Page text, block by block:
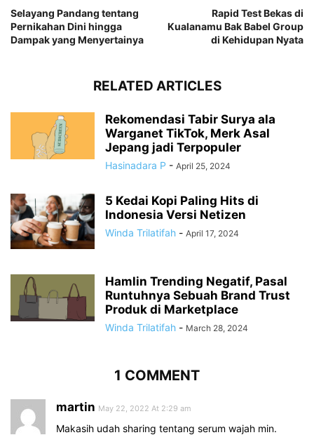
Selayang Pandang tentang
Pernikahan Dini hingga
Dampak yang Menyertainya
Rapid Test Bekas di
Kualanamu Bak Babel Group
di Kehidupan Nyata
RELATED ARTICLES
Rekomendasi Tabir Surya ala
Warganet TikTok, Merk Asal
Jepang jadi Terpopuler
Hasinadara P - April 25, 2024
5 Kedai Kopi Paling Hits di
Indonesia Versi Netizen
Winda Trilatifah - April 17, 2024
Hamlin Trending Negatif, Pasal
Runtuhnya Sebuah Brand Trust
Produk di Marketplace
Winda Trilatifah - March 28, 2024
1 COMMENT
martin May 22, 2022 At 2:29 am
Makasih udah sharing tentang serum wajah min.